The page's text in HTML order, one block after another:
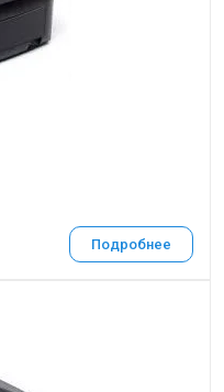
Подробнее